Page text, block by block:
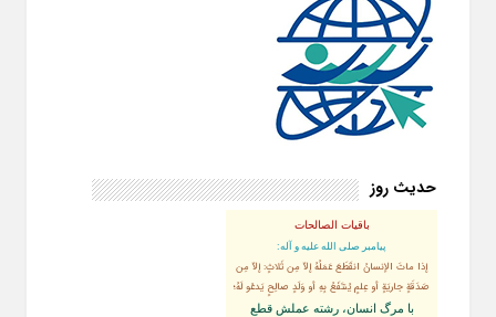
حدیث روز
باقیات الصالحات
پيامبر صلى‏ الله‏ عليه ‏و‏ آله:
إذا ماتَ الإنسانُ انقَطَعَ عَمَلُهُ إلاّ مِن ثَلاثٍ: إلاّ مِن
صَدَقَةٍ جاريَةٍ أو عِلمٍ يُنتَفَعُ بِهِ أو وَلَدٍ صالِحٍ يَدعُو لَهُ؛
با مرگ انسان، رشته عملش قطع